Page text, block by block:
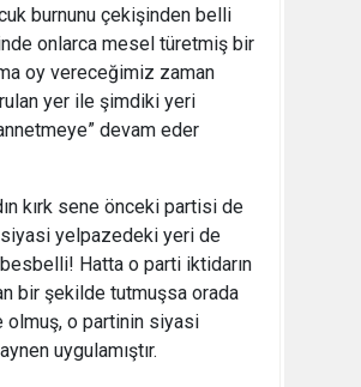
burnunu çekişinden belli
onlarca mesel türetmiş bir
oy vereceğimiz zaman
yer ile şimdiki yeri
devam eder
kırk sene önceki partisi de
yelpazedeki yeri de
Hatta o parti iktidarın
bir şekilde tutmuşsa orada
olmuş, o partinin siyasi
aynen uygulamıştır.